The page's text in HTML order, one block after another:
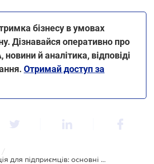
бізнесу в умовах
Дізнавайся оперативно про
й аналітика, відповіді
Отримай доступ за
/
Корисна інформація для підприємців: основні зміни в оподаткуванні в період воєнного стану